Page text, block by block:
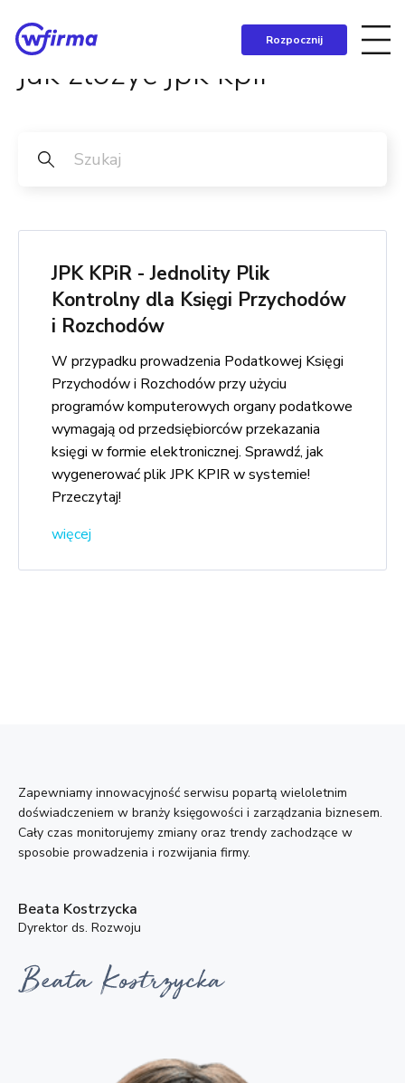
Rozpocznij
jak złożyć jpk kpir
JPK KPiR - Jednolity Plik
Kontrolny dla Księgi Przychodów
i Rozchodów
W przypadku prowadzenia Podatkowej Księgi
Przychodów i Rozchodów przy użyciu
programów komputerowych organy podatkowe
wymagają od przedsiębiorców przekazania
księgi w formie elektronicznej. Sprawdź, jak
wygenerować plik JPK KPIR w systemie!
Przeczytaj!
więcej
Zapewniamy innowacyjność serwisu popartą wieloletnim
doświadczeniem w branży księgowości i zarządzania biznesem.
Cały czas monitorujemy zmiany oraz trendy zachodzące w
sposobie prowadzenia i rozwijania firmy.
Beata Kostrzycka
Dyrektor ds. Rozwoju